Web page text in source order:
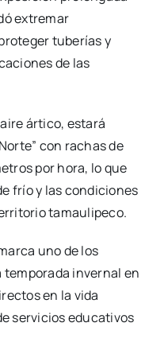
extremar
tuberías y
de las
ártico, estará
con rachas de
por hora, lo que
frío y las condiciones
tamaulipeco.
uno de los
temporada invernal en
en la vida
servicios educativos